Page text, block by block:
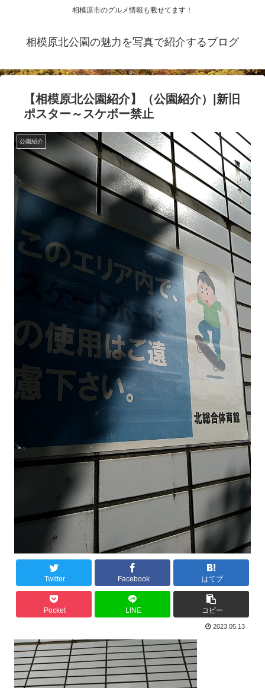
相模原市のグルメ情報も載せてます！
相模原北公園の魅力を写真で紹介するブログ
【相模原北公園紹介】（公園紹介）|新旧
ポスター～スケボー禁止
公園紹介
Twitter Facebook はてブ
Pocket LINE コピー
2023.05.13